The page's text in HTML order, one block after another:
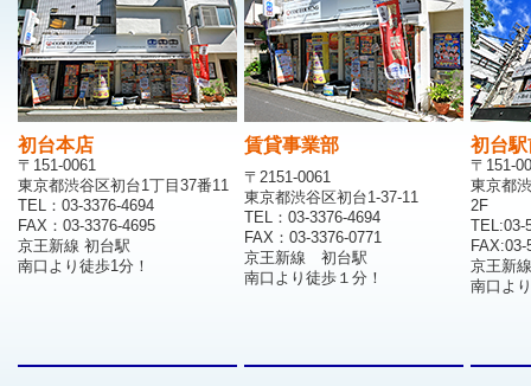
初台本店
〒151-0061
東京都渋谷区初台1丁目37番11
TEL：03-3376-4694
FAX：03-3376-4695
京王新線 初台駅
南口より徒歩1分！
賃貸事業部
〒2151-0061
東京都渋谷区初台1-37-11
TEL：03-3376-4694
FAX：03-3376-0771
京王新線 初台駅
南口より徒歩１分！
初台
〒151-
東京都
2F
TEL:03-
FAX:03-
京王新
南口よ